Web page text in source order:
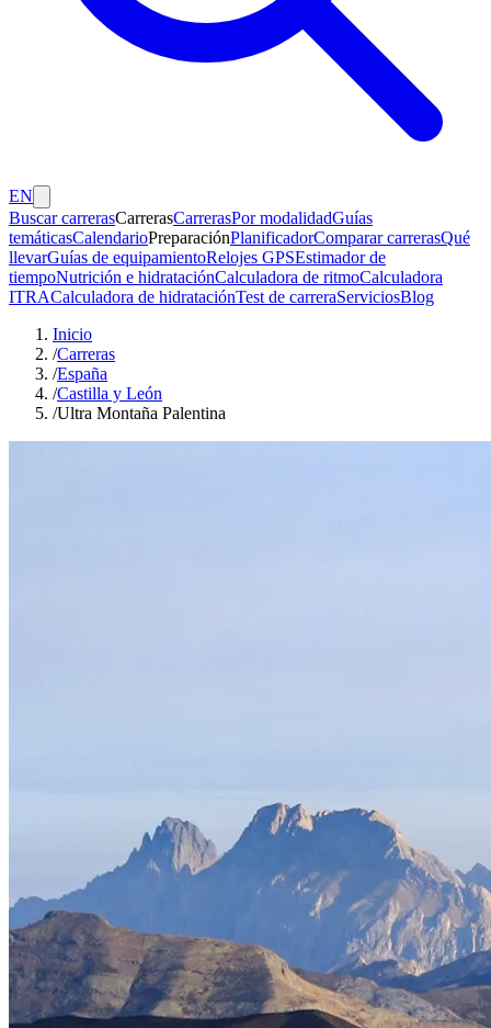
EN
Buscar carrerasCarrerasCarrerasPor modalidadGuías
temáticasCalendarioPreparaciónPlanificadorComparar carrerasQué
llevarGuías de equipamientoRelojes GPSEstimador de
tiempoNutrición e hidrataciónCalculadora de ritmoCalculadora
ITRACalculadora de hidrataciónTest de carreraServiciosBlog
Inicio
/Carreras
/España
/Castilla y León
/Ultra Montaña Palentina